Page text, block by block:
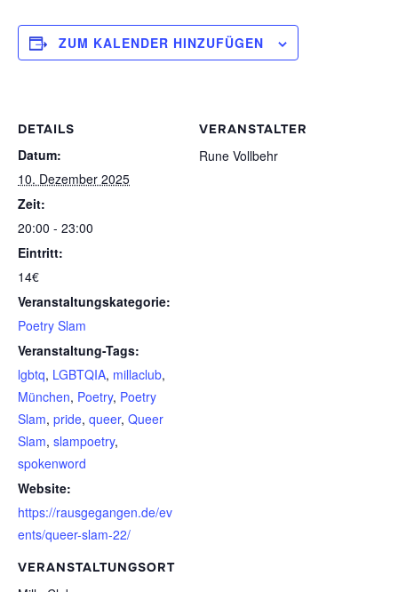
ZUM KALENDER HINZUFÜGEN
DETAILS
Datum:
10. Dezember 2025
Zeit:
20:00 - 23:00
Eintritt:
14€
Veranstaltungskategorie:
Poetry Slam
Veranstaltung-Tags:
lgbtq, LGBTQIA, millaclub,
München, Poetry, Poetry
Slam, pride, queer, Queer
Slam, slampoetry,
spokenword
Website:
https://rausgegangen.de/ev
ents/queer-slam-22/
VERANSTALTUNGSORT
VERANSTALTER
Rune Vollbehr